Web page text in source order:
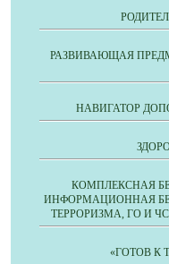
РАЗВИВАЮЩАЯ
НАВИГАТОР
КОМПЛЕКСНАЯ
ИНФОРМАЦИОННАЯ
ТЕРРОРИЗМА, ГО И
«ГОТОВ К